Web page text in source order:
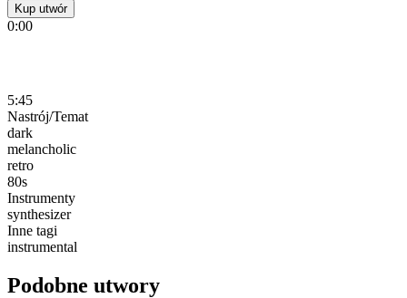
Kup utwór
0:00
5:45
Nastrój/Temat
dark
melancholic
retro
80s
Instrumenty
synthesizer
Inne tagi
instrumental
Podobne utwory